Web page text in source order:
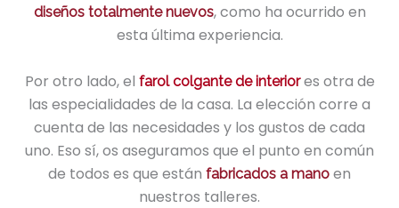
diseños totalmente nuevos, como ha ocurrido en
esta última experiencia.
Por otro lado, el farol colgante de interiores otra de
las especialidades de la casa. La elección corre a
cuenta de las necesidades y los gustos de cada
uno. Eso sí, os aseguramos que el punto en común
de todos es que están fabricados a mano en
nuestros talleres.